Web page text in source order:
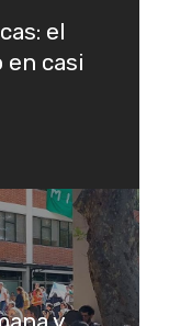
el
en casi